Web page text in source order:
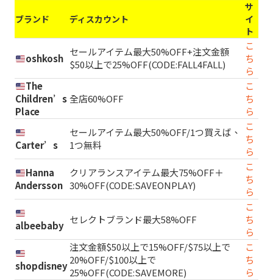
ブランド ディスカウント
サ
イ
ト
oshkosh
セールアイテム最大50%OFF+注文金額
$50以上で25%OFF(CODE:FALL4FALL)
こ
ち
ら
The
Children’s
Place
全店60%OFF
こ
ち
ら
Carter’s
セールアイテム最大50%OFF/1つ買えば、
1つ無料
こ
ち
ら
Hanna
Andersson
クリアランスアイテム最大75%OFF＋
30%OFF(CODE:SAVEONPLAY)
こ
ち
ら
albeebaby セレクトブランド最大58%OFF
こ
ち
ら
shopdisney
注文金額$50以上で15%OFF/$75以上で
20%OFF/$100以上で
25%OFF(CODE:SAVEMORE)
こ
ち
ら